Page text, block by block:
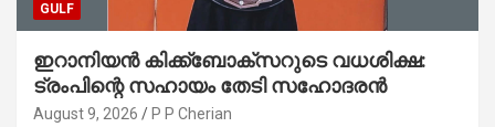
GULF
ഇറാനിയൻ കിക്ക്ബോക്സറുടെ വധശിക്ഷ:
ട്രംപിന്റെ സഹായം തേടി സഹോദരൻ
August 9, 2026 P P Cherian